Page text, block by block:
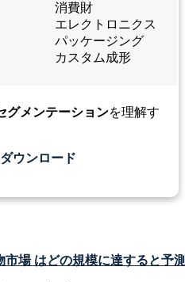
消費財
エレクトロニクス
パッケージング
カスタム成形
グメンテーションを理解す
ウンロード
市場 はどの規模に達すると予